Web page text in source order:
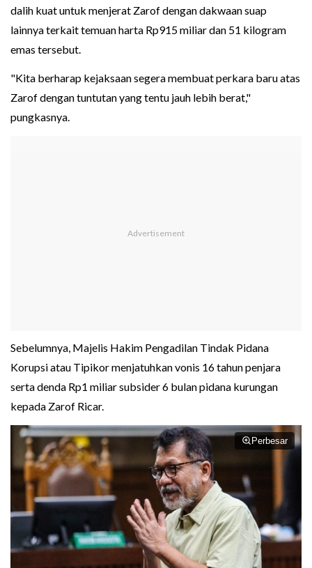
dalih kuat untuk menjerat Zarof dengan dakwaan suap
lainnya terkait temuan harta Rp915 miliar dan 51 kilogram
emas tersebut.
"Kita berharap kejaksaan segera membuat perkara baru atas
Zarof dengan tuntutan yang tentu jauh lebih berat,"
pungkasnya.
Sebelumnya, Majelis Hakim Pengadilan Tindak Pidana
Korupsi atau Tipikor menjatuhkan vonis 16 tahun penjara
serta denda Rp1 miliar subsider 6 bulan pidana kurungan
kepada Zarof Ricar.
Perbesar